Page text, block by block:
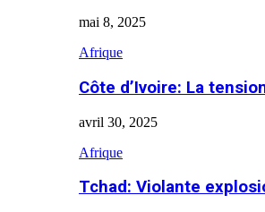
mai 8, 2025
Afrique
Côte d’Ivoire: La
avril 30, 2025
Afrique
Tchad: Violante